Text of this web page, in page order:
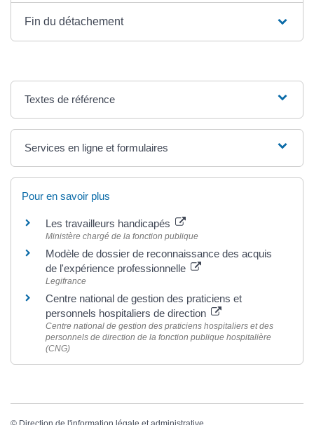
Fin du détachement
Textes de référence
Services en ligne et formulaires
Pour en savoir plus
Les travailleurs handicapés
Ministère chargé de la fonction publique
Modèle de dossier de reconnaissance des acquis
de l'expérience professionnelle
Legifrance
Centre national de gestion des praticiens et
personnels hospitaliers de direction
Centre national de gestion des praticiens hospitaliers et des
personnels de direction de la fonction publique hospitalière
(CNG)